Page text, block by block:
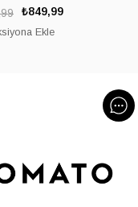
₺849,99
Ekle